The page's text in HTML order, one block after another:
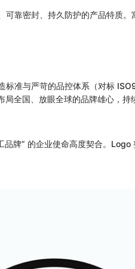
靠密封、持久防护的产品特质
准与严苛的品控体系（对标
全国、放眼全球的品牌雄心，持
牌” 的企业使命高度契合。